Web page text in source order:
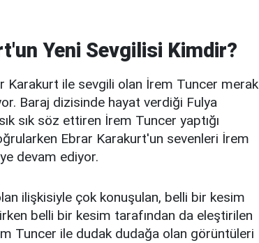
Yeni Sevgilisi Kimdir?
Karakurt ile sevgili olan İrem Tuncer merak
Baraj dizisinde hayat verdiği Fulya
sık söz ettiren İrem Tuncer yaptığı
Ebrar Karakurt'un sevenleri İrem
devam ediyor.
ilişkisiyle çok konuşulan, belli bir kesim
belli bir kesim tarafından da eleştirilen
Tuncer ile dudak dudağa olan görüntüleri